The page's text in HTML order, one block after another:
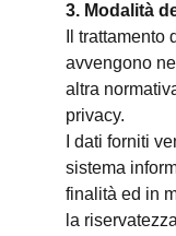
3. Modalità
Il
avvengono
altra
privacy.
I dati forniti
sistema
finalità ed in
la